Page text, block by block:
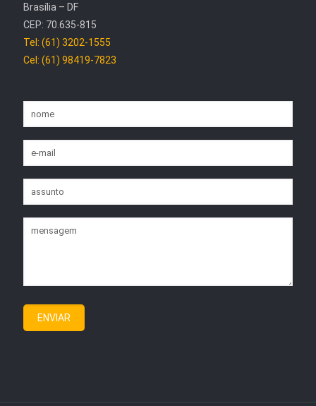
Brasília – DF
CEP: 70.635-815
Tel: (61) 3202-1555
Cel: (61) 98419-7823